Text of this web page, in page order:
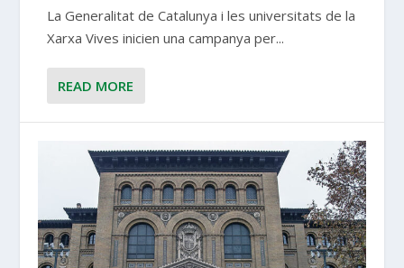
La Generalitat de Catalunya i les universitats de la
Xarxa Vives inicien una campanya per...
READ MORE